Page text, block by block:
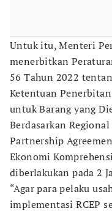
Untuk itu, Menteri
menerbitkan
56 Tahun 2022
Ketentuan
untuk Barang yang
Berdasarkan
Partnership
Ekonomi
diberlakukan pada 2
“Agar para pelaku
implementasi RCEP